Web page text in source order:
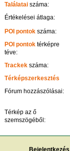
Találatai száma:
Értékelései átlaga:
POI pontok száma:
POI pontok térképre
téve:
Trackek száma:
Térképszerkesztés
Fórum hozzászólásai:
Térkép az ő
szemszögéből:
Bejelentkezés